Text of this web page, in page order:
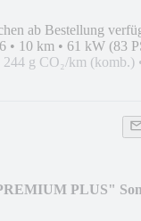
ab Bestellung
• 10 km • 61 kW (83
244 g CO₂/km (komb.)
PLUS"